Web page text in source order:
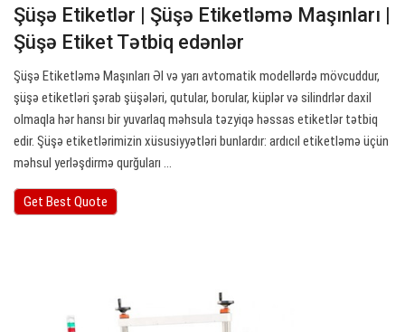
Şüşə Etiketlər | Şüşə Etiketləmə Maşınları |
Şüşə Etiket Tətbiq edənlər
Şüşə Etiketləmə Maşınları Əl və yarı avtomatik modellərdə mövcuddur,
şüşə etiketləri şərab şüşələri, qutular, borular, küplər və silindrlər daxil
olmaqla hər hansı bir yuvarlaq məhsula təzyiqə həssas etiketlər tətbiq
edir. Şüşə etiketlərimizin xüsusiyyətləri bunlardır: ardıcıl etiketləmə üçün
məhsul yerləşdirmə qurğuları ...
Get Best Quote